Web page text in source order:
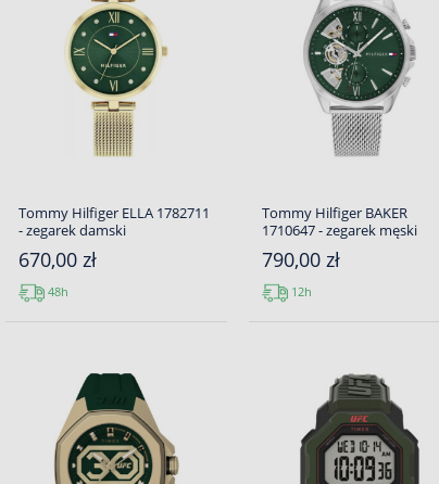
Tommy Hilfiger ELLA 1782711
- zegarek damski
670,00 zł
48h
Tommy Hilfiger BAKER
1710647 - zegarek męski
790,00 zł
12h